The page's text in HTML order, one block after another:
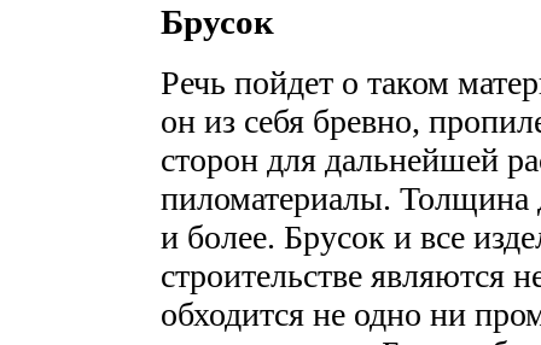
Брусок
Речь пойдет о таком
он из себя бревно,
сторон для дальнейшей
пиломатериалы. Толщина
и более. Брусок и все
строительстве являются
обходится не одно ни